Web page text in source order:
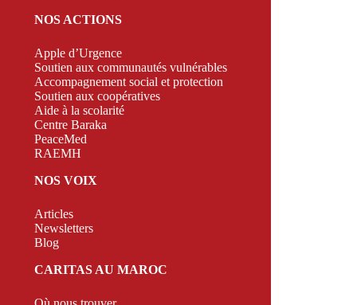
NOS ACTIONS
Apple d’Urgence
Soutien aux communautés vulnérables
Accompagnement social et protection
Soutien aux coopératives
Aide à la scolarité
Centre Baraka
PeaceMed
RAEMH
NOS VOIX
Articles
Newsletters
Blog
CARITAS AU MAROC